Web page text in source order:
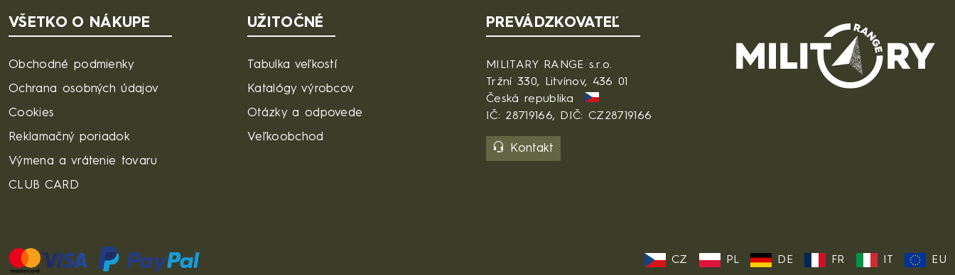
VŠETKO O NÁKUPE
Obchodné podmienky
Ochrana osobných údajov
Cookies
Reklamačný poriadok
Výmena a vrátenie tovaru
CLUB CARD
UŽITOČNÉ
Tabulka veľkostí
Katalógy výrobcov
Otázky a odpovede
Veľkoobchod
PREVÁDZKOVATEĽ
MILITARY RANGE s.r.o.
Tržní 330, Litvínov, 436 01
Česká republika
IČ: 28719166, DIČ: CZ28719166
Kontakt
CZ PL DE FR EU